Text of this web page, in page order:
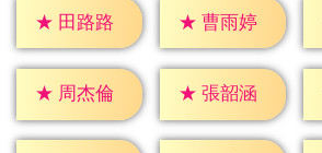
★ 田路路 ★ 曹雨婷
★ 周杰倫 ★ 張韶涵